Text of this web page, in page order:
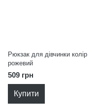
Рюкзак для дівчинки колір
рожевий
509 грн
Купити